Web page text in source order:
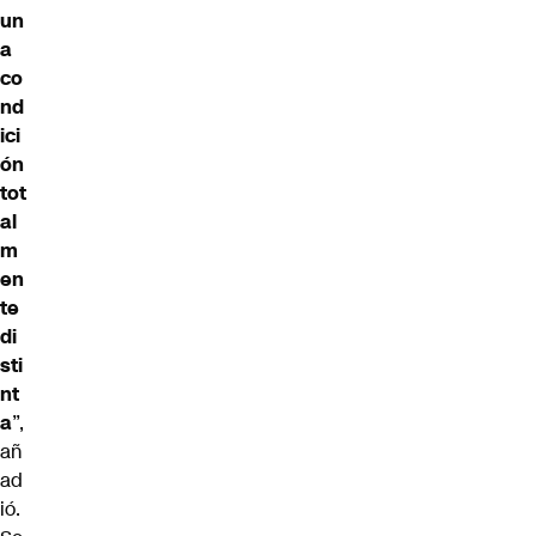
un
a
co
nd
ici
ón
tot
al
m
en
te
di
sti
nt
a”,
añ
ad
ió.